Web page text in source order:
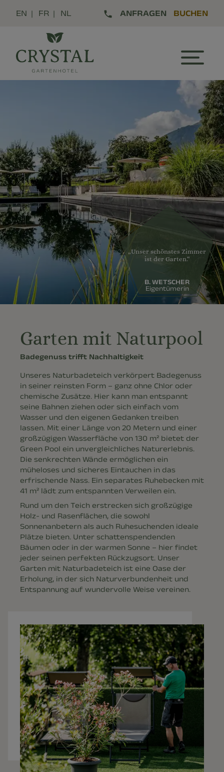
EN FR NL ANFRAGEN BUCHEN
„Unser schönstes Zimmer
ist der Garten.“
B. WETSCHER
Eigentümerin
Garten mit Naturpool
Badegenuss trifft Nachhaltigkeit
Unseres Naturbadeteich verkörpert Badegenuss
in seiner reinsten Form – ganz ohne Chlor oder
chemische Zusätze. Hier kann man entspannt
seine Bahnen ziehen oder sich einfach vom
Wasser und den eigenen Gedanken treiben
lassen. Mit einer Länge von 20 Metern und einer
großzügigen Wasserfläche von 130 m² bietet der
Green Pool ein unvergleichliches Naturerlebnis.
Die senkrechten Wände ermöglichen ein
müheloses und sicheres Eintauchen in das
erfrischende Nass. Ein separates Ruhebecken mit
41 m² lädt zum entspannten Verweilen ein.
Rund um den Teich erstrecken sich großzügige
Holz- und Rasenflächen, die sowohl
Sonnenanbetern als auch Ruhesuchenden ideale
Plätze bieten. Unter schattenspendenden
Bäumen oder in der warmen Sonne – hier findet
jeder seinen perfekten Rückzugsort. Unser
Garten mit Naturbadeteich ist eine Oase der
Erholung, in der sich Naturverbundenheit und
Entspannung auf wundervolle Weise vereinen.